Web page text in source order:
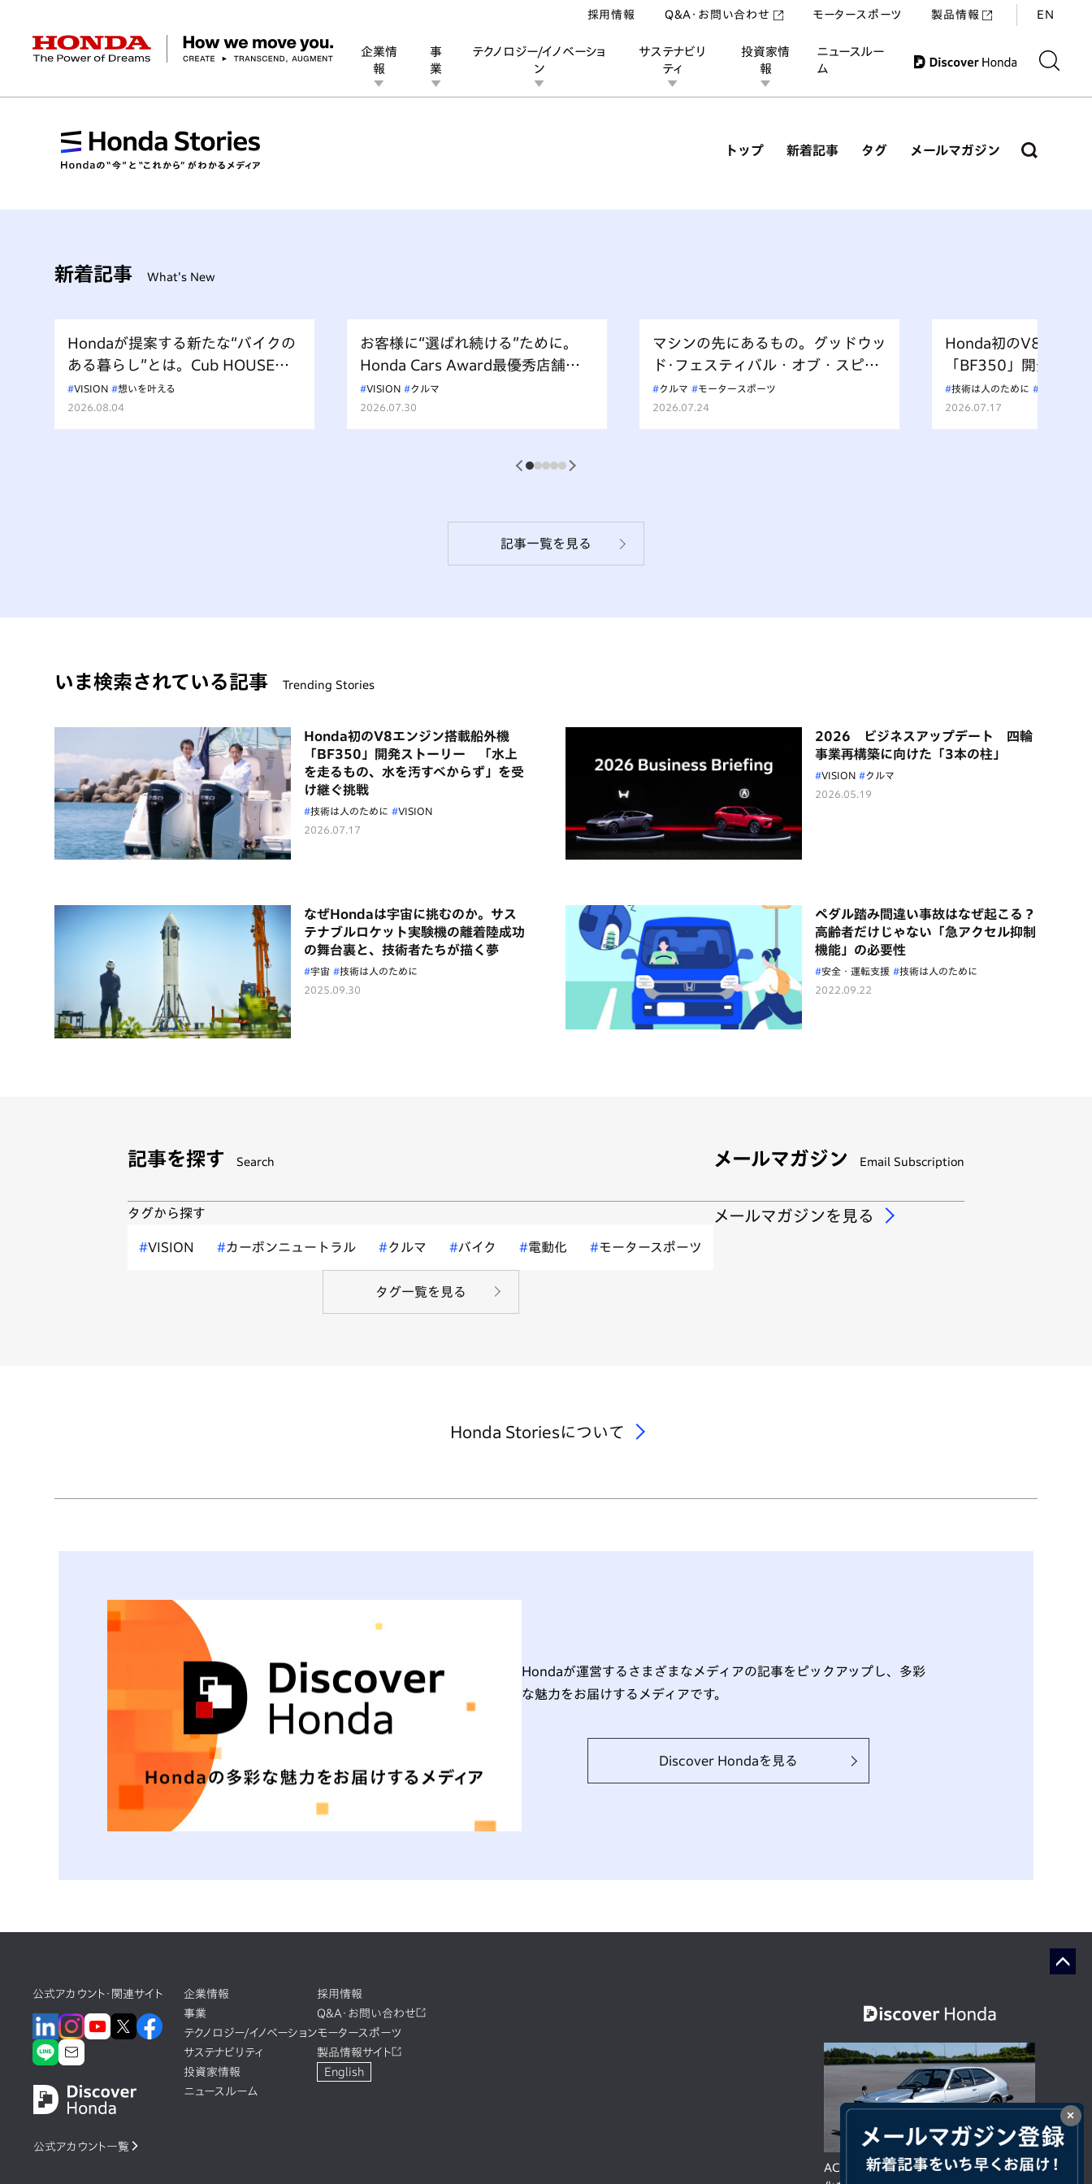
HONDA The Power of Dreams
企業情
報
企業情報 トップ
経営方針 会社概要
事
業
事業 トップ
バイク パワープロダクツ
テクノロジー/イノベーショ
ン
テクノロジー/イノベーション トップ
テクノロジー デザイン
サステナビリ
ティ
サステナビリティ トップ
Honda Report 環境
投資家情
報
投資家情報 トップ
IR資料室 財務・業績情報
ニュースルー
ム
ニュースルーム
Discover Honda
Discover Honda
採用情報 Q&A・お問い合わせ モータースポーツ 製品情報 EN
トップ 新着記事 タグ メールマガジン
×
新着記事 What's New
Hondaが提案する新たな“バイクの
ある暮らし”とは。Cub HOUSEが
描く新しいバイク文化
VISION
想いを叶える
2026.08.04
お客様に“選ばれ続ける”ために。
Honda Cars Award最優秀店舗が
体現するフィロソフィー
VISION
クルマ
2026.07.30
マシンの先にあるもの。グッドウッ
ド･フェスティバル・オブ・スピー
ド2026を支えた人々と夢
クルマ
モータースポーツ
2026.07.24
Honda初のV8エンジ
「BF350」開発スト
上を走るもの、水を
を受け継ぐ挑戦
技術は人のために
2026.07.17
1 2 3 4 5
記事一覧を見る
いま検索されている記事 Trending Stories
Honda初のV8エンジン搭載船外機
「BF350」開発ストーリー 「水上
を走るもの、水を汚すべからず」を受
け継ぐ挑戦
技術は人のために
VISION
2026.07.17
2026 ビジネスアップデート 四輪
事業再構築に向けた「3本の柱」
VISION
クルマ
2026.05.19
なぜHondaは宇宙に挑むのか。サス
テナブルロケット実験機の離着陸成功
の舞台裏と、技術者たちが描く夢
宇宙
技術は人のために
2025.09.30
ペダル踏み間違い事故はなぜ起こる？
高齢者だけじゃない「急アクセル抑制
機能」の必要性
安全・運転支援
技術は人のために
2022.09.22
記事を探す Search
タグから探す
VISION カーボンニュートラル クルマ バイク 電動化 モータースポーツ
タグ一覧を見る
メールマガジン Email Subscription
メールマガジンを見る
Honda Storiesについて
Hondaが運営するさまざまなメディアの記事をピックアップし、多彩
な魅力をお届けするメディアです。
Discover Hondaを見る
公式アカウント・関連サイト
公式アカウント一覧
企業情報
事業
テクノロジー/イノベーション
サステナビリティ
投資家情報
ニュースルーム
採用情報
Q&A・お問い合わせ
モータースポーツ
製品情報サイト
English
ACCORD 50周年。人と時代に調和し、進